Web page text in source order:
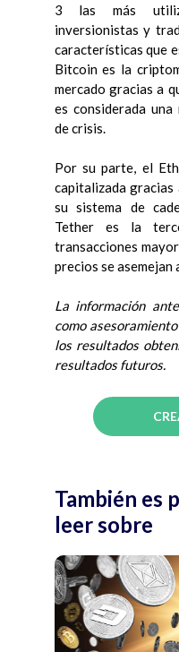
3 las más
inversionistas y
características que
Bitcoin es la
mercado gracias a
es considerada
de crisis.
Por su parte, el
capitalizada gracias
su sistema de
Tether es la
transacciones
precios se asemejan
La información
como
los resultados
resultados futuros.
También es
leer sobre